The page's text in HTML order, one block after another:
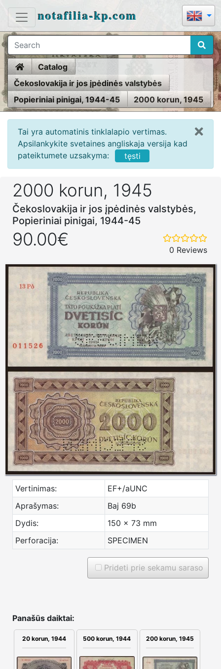
notafilia-kp.com
HomeCatalog
Čekoslovakija ir jos įpėdinės valstybės
Popieriniai pinigai, 1944-45
2000 korun, 1945
Tai yra automatinis tinklalapio vertimas.
Apsilankykite svetaines angliskaja versija kad
pateiktumete uzsakyma:
tęsti
2000 korun, 1945
Čekoslovakija ir jos įpėdinės valstybės,
Popieriniai pinigai, 1944-45
90.00€
0 Reviews
Vertinimas:
EF+/aUNC
Aprašymas:
Baj 69b
Dydis:
150 x 73 mm
Perforacija:
SPECIMEN
Prideti prie sekamu saraso
Panašūs daiktai:
20 korun, 1944 500 korun, 1944 200 korun, 1945